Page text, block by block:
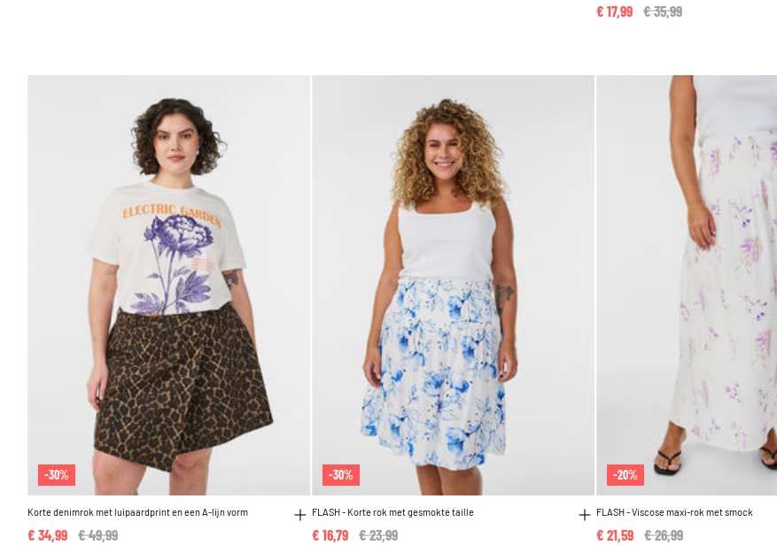
Price reduced from
€ 35,99
€ 17,99
-30%
Korte denimrok met luipaardprint en een A-lijn vorm
Price reduced from
€ 49,99
€ 34,99
-30%
FLASH - Korte rok met gesmokte taille
Price reduced from
€ 23,99
€ 16,79
-20%
FLASH - Viscose maxi-rok met smock
Price reduced from
€ 26,99
€ 21,59